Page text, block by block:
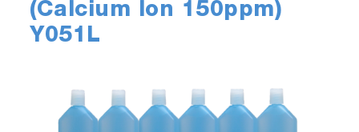
(Calcium Ion 150ppm)
Y051L